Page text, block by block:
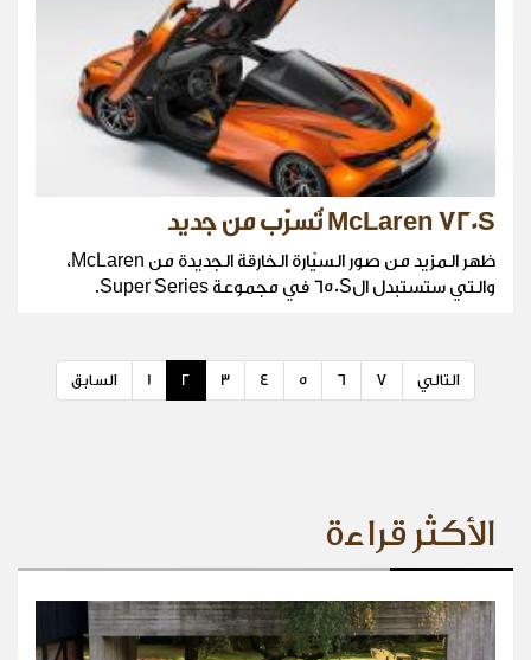
McLaren 720S تُسرّب من جديد
ظهر المزيد من صور السيّارة الخارقة الجديدة من McLaren،
والتي ستستبدل ال650S في مجموعة Super Series.
السابق 1 2 3 4 5 6 7 التالي
الأكثر قراءة